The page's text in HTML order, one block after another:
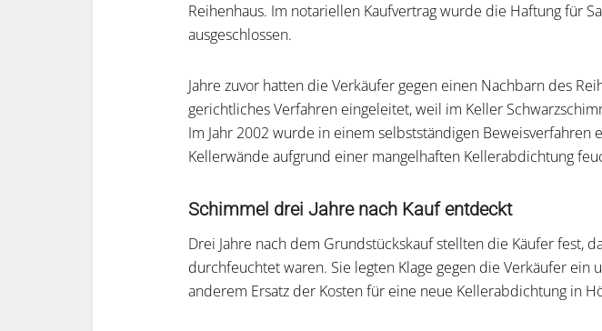
Reihenhaus. Im notariellen Kaufvertrag wurde die Haftung für
ausgeschlossen.
Jahre zuvor hatten die Verkäufer gegen einen Nachbarn des
gerichtliches Verfahren eingeleitet, weil im Keller
Im Jahr 2002 wurde in einem selbstständigen Beweisverfahren
Kellerwände aufgrund einer mangelhaften Kellerabdichtung
Schimmel drei Jahre nach Kauf entdeckt
Drei Jahre nach dem Grundstückskauf stellten die Käufer fest,
durchfeuchtet waren. Sie legten Klage gegen die Verkäufer ein
anderem Ersatz der Kosten für eine neue Kellerabdichtung in